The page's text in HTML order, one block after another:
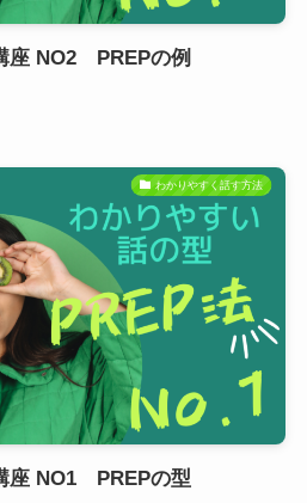
座 NO2 PREPの例
わかりやすく話す方法
座 NO1 PREPの型